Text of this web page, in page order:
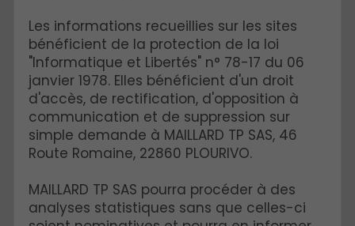
Les informations recueillies sur les sites
bénéficient de la protection de la loi
"Informatique et Libertés" n° 78-17 du 06
janvier 1978. Elles bénéficient d'un droit
d'accès, de rectification, d'opposition à
communication et de suppression sur
simple demande à MAILLARD TP SAS, 46
Route Romaine, 22860 PLOURIVO.
MAILLARD TP SAS pourra procéder à des
analyses statistiques sans que celles-ci